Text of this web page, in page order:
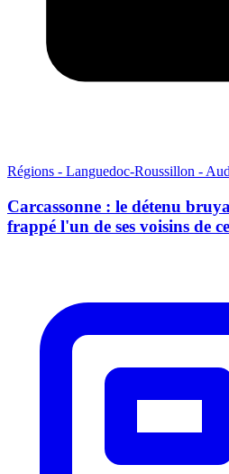
Régions - Languedoc-Roussillon -
Carcassonne : le détenu
frappé l'un de ses voisins de